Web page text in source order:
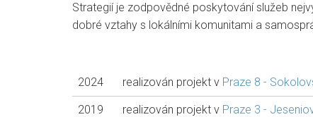
Strategií je zodpovědné poskytování služeb
dobré vztahy s lokálními komunitami a
2024 realizován projekt v Praze 8 -
2019 realizován projekt v Praze 3 -